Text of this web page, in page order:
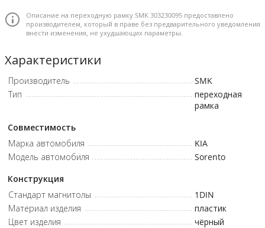
Описание на переходную рамку SMK 303230095 предоставлено
производителем, который в праве без предварительного уведомления
внести изменения, не ухудшающих параметры.
Характеристики
Производитель
SMK
Тип
переходная
рамка
Совместимость
Марка автомобиля
KIA
Модель автомобиля
Sorento
Конструкция
Стандарт магнитолы
1DIN
Материал изделия
пластик
Цвет изделия
чёрный